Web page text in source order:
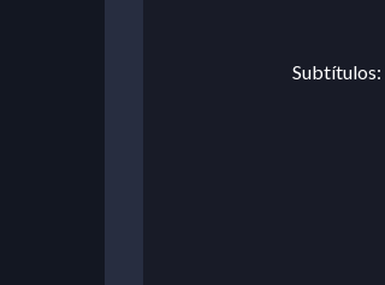
Subtítulos: